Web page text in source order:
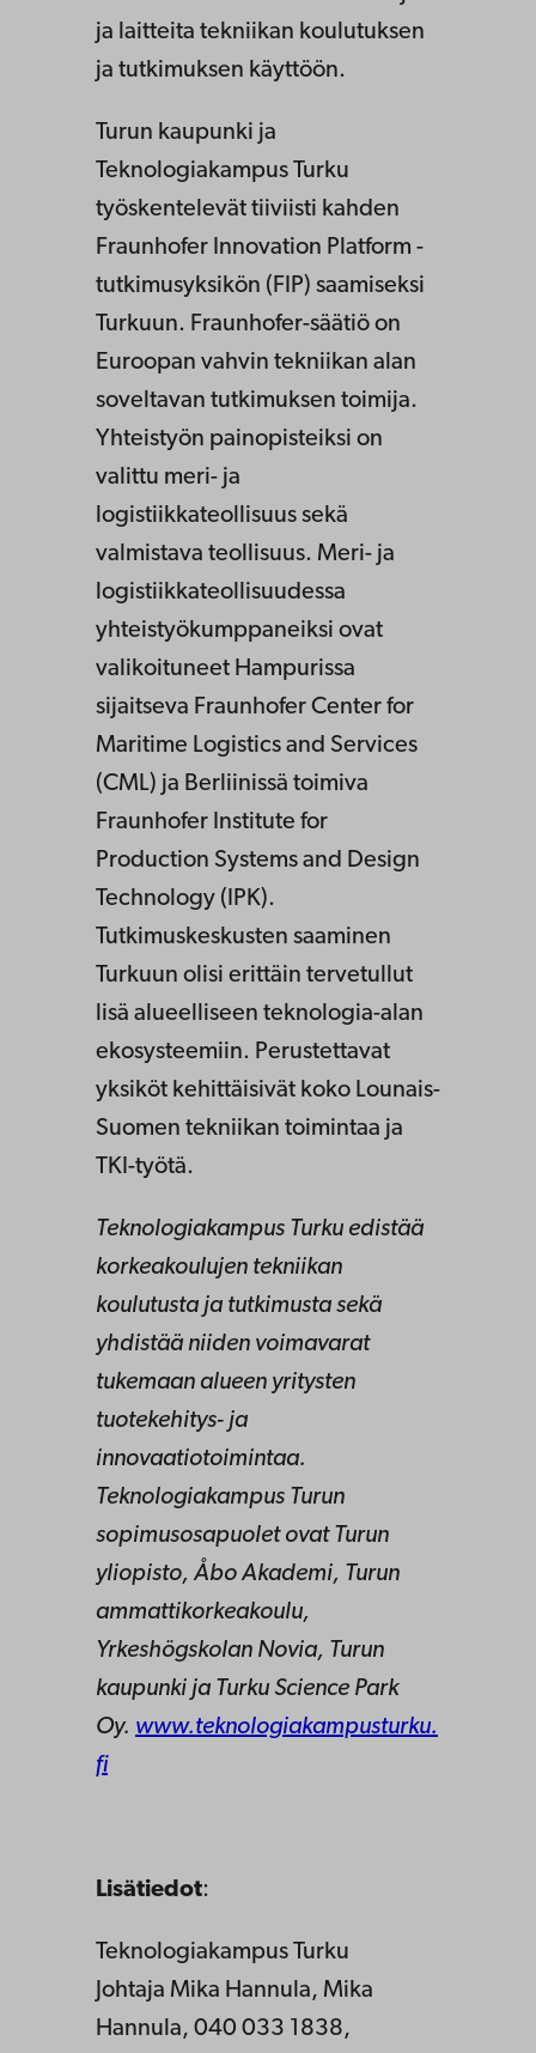
ja laitteita tekniikan koulutuksen
ja tutkimuksen käyttöön.
Turun kaupunki ja
Teknologiakampus Turku
työskentelevät tiiviisti kahden
Fraunhofer Innovation Platform -
tutkimusyksikön (FIP) saamiseksi
Turkuun. Fraunhofer-säätiö on
Euroopan vahvin tekniikan alan
soveltavan tutkimuksen toimija.
Yhteistyön painopisteiksi on
valittu meri- ja
logistiikkateollisuus sekä
valmistava teollisuus. Meri- ja
logistiikkateollisuudessa
yhteistyökumppaneiksi ovat
valikoituneet Hampurissa
sijaitseva Fraunhofer Center for
Maritime Logistics and Services
(CML) ja Berliinissä toimiva
Fraunhofer Institute for
Production Systems and Design
Technology (IPK).
Tutkimuskeskusten saaminen
Turkuun olisi erittäin tervetullut
lisä alueelliseen teknologia-alan
ekosysteemiin. Perustettavat
yksiköt kehittäisivät koko Lounais-
Suomen tekniikan toimintaa ja
TKI-työtä.
Teknologiakampus Turku edistää
korkeakoulujen tekniikan
koulutusta ja tutkimusta sekä
yhdistää niiden voimavarat
tukemaan alueen yritysten
tuotekehitys- ja
innovaatiotoimintaa.
Teknologiakampus Turun
sopimusosapuolet ovat Turun
yliopisto, Åbo Akademi, Turun
ammattikorkeakoulu,
Yrkeshögskolan Novia, Turun
kaupunki ja Turku Science Park
Oy. www.teknologiakampusturku.
fi
Lisätiedot:
Teknologiakampus Turku
Johtaja Mika Hannula, Mika
Hannula, 040 033 1838,